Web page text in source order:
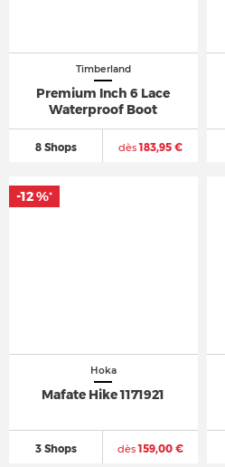
Timberland
Premium Inch 6 Lace
Waterproof Boot
8 Shops dès183,95 €
Hoka
Mafate Hike 1171921
3 Shops dès159,00 €
-12 %*